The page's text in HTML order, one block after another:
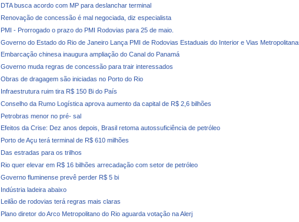
DTA busca acordo com MP para deslanchar terminal
Renovação de concessão é mal negociada, diz especialista
PMI - Prorrogado o prazo do PMI Rodovias para 25 de maio.
Governo do Estado do Rio de Janeiro Lança PMI de Rodovias Estaduais do Interior e Vias
Embarcação chinesa inaugura ampliação do Canal do Panamá
Governo muda regras de concessão para trair interessados
Obras de dragagem são iniciadas no Porto do Rio
Infraestrutura ruim tira R$ 150 Bi do País
Conselho da Rumo Logística aprova aumento da capital de R$ 2,6 bilhões
Petrobras menor no pré- sal
Efeitos da Crise: Dez anos depois, Brasil retoma autossuficiência de petróleo
Porto de Açu terá terminal de R$ 610 milhões
Das estradas para os trilhos
Rio quer elevar em R$ 16 bilhões arrecadação com setor de petróleo
Governo fluminense prevê perder R$ 5 bi
Indústria ladeira abaixo
Leilão de rodovias terá regras mais claras
Plano diretor do Arco Metropolitano do Rio aguarda votação na Alerj